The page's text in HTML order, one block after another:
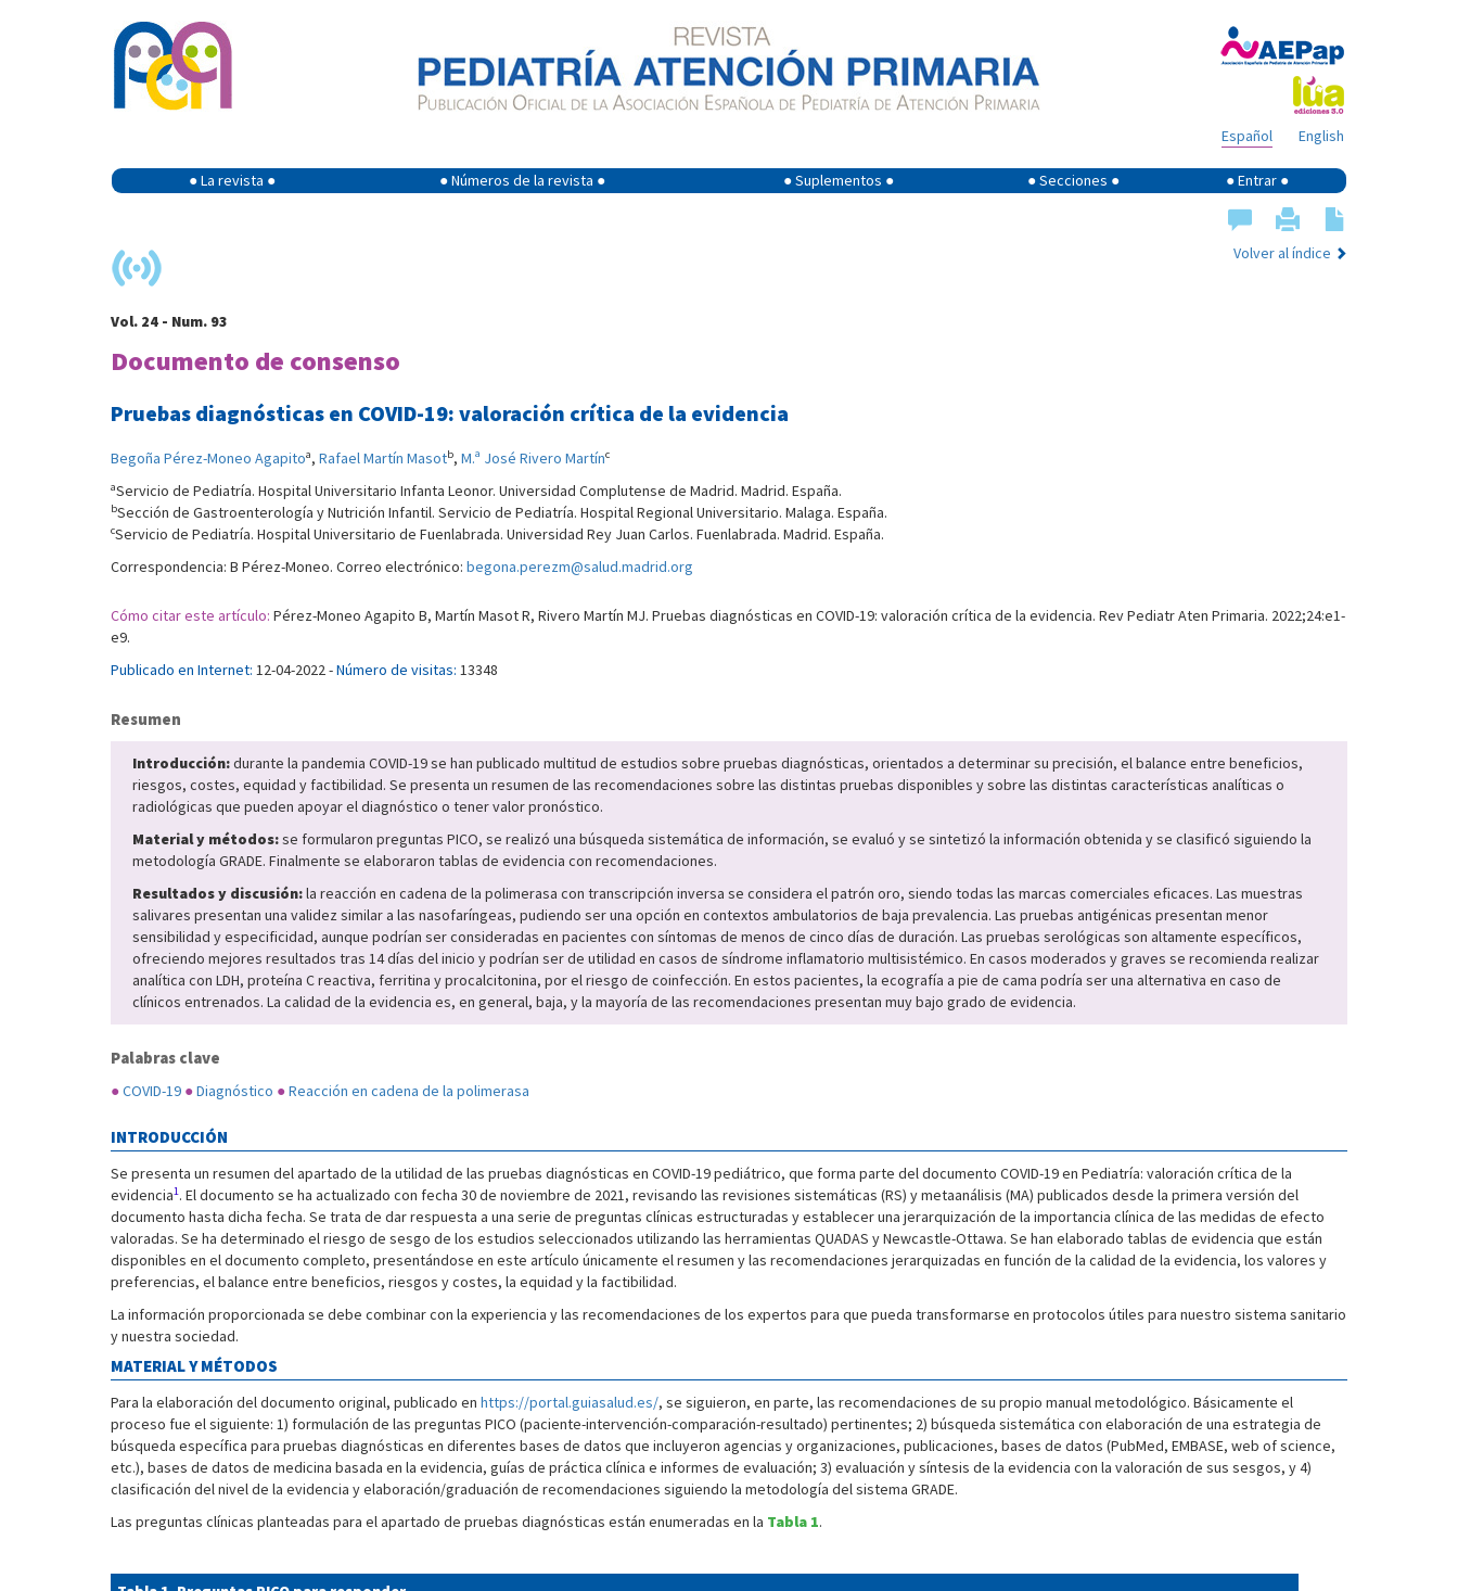
English
Español
● La revista ● ● Números de la revista ● ● Suplementos ● ● Secciones ● ● Entrar ●
Volver al índice
Vol. 24 - Num. 93
Documento de consenso
Pruebas diagnósticas en COVID-19: valoración crítica de la evidencia
Begoña Pérez-Moneo Agapitoa, Rafael Martín Masotb, M.ª José Rivero Martínc
aServicio de Pediatría. Hospital Universitario Infanta Leonor. Universidad Complutense de Madrid. Madrid. España.
bSección de Gastroenterología y Nutrición Infantil. Servicio de Pediatría. Hospital Regional Universitario. Malaga. España.
cServicio de Pediatría. Hospital Universitario de Fuenlabrada. Universidad Rey Juan Carlos. Fuenlabrada. Madrid. España.
Correspondencia: B Pérez-Moneo. Correo electrónico: begona.perezm@salud.madrid.org
Cómo citar este artículo: Pérez-Moneo Agapito B, Martín Masot R, Rivero Martín MJ. Pruebas diagnósticas en COVID-19: valoración crítica de la evidencia. Rev Pediatr Aten Primaria. 2022;24:e1-
e9.
Publicado en Internet: 12-04-2022 -Número de visitas: 13348
Resumen
Introducción:durante la pandemia COVID-19 se han publicado multitud de estudios sobre pruebas diagnósticas, orientados a determinar su precisión, el balance entre beneficios,
riesgos, costes, equidad y factibilidad. Se presenta un resumen de las recomendaciones sobre las distintas pruebas disponibles y sobre las distintas características analíticas o
radiológicas que pueden apoyar el diagnóstico o tener valor pronóstico.
Material y métodos:se formularon preguntas PICO, se realizó una búsqueda sistemática de información, se evaluó y se sintetizó la información obtenida y se clasificó siguiendo la
metodología GRADE. Finalmente se elaboraron tablas de evidencia con recomendaciones.
Resultados y discusión:la reacción en cadena de la polimerasa con transcripción inversa se considera el patrón oro, siendo todas las marcas comerciales eficaces. Las muestras
salivares presentan una validez similar a las nasofaríngeas, pudiendo ser una opción en contextos ambulatorios de baja prevalencia. Las pruebas antigénicas presentan menor
sensibilidad y especificidad, aunque podrían ser consideradas en pacientes con síntomas de menos de cinco días de duración. Las pruebas serológicas son altamente específicos,
ofreciendo mejores resultados tras 14 días del inicio y podrían ser de utilidad en casos de síndrome inflamatorio multisistémico. En casos moderados y graves se recomienda realizar
analítica con LDH, proteína C reactiva, ferritina y procalcitonina, por el riesgo de coinfección. En estos pacientes, la ecografía a pie de cama podría ser una alternativa en caso de
clínicos entrenados. La calidad de la evidencia es, en general, baja, y la mayoría de las recomendaciones presentan muy bajo grado de evidencia.
Palabras clave
●COVID-19 ●Diagnóstico ●Reacción en cadena de la polimerasa
INTRODUCCIÓN
Se presenta un resumen del apartado de la utilidad de las pruebas diagnósticas en COVID-19 pediátrico, que forma parte del documento COVID-19 en Pediatría: valoración crítica de la
evidencia1. El documento se ha actualizado con fecha 30 de noviembre de 2021, revisando las revisiones sistemáticas (RS) y metaanálisis (MA) publicados desde la primera versión del
documento hasta dicha fecha. Se trata de dar respuesta a una serie de preguntas clínicas estructuradas y establecer una jerarquización de la importancia clínica de las medidas de efecto
valoradas. Se ha determinado el riesgo de sesgo de los estudios seleccionados utilizando las herramientas QUADAS y Newcastle-Ottawa. Se han elaborado tablas de evidencia que están
disponibles en el documento completo, presentándose en este artículo únicamente el resumen y las recomendaciones jerarquizadas en función de la calidad de la evidencia, los valores y
preferencias, el balance entre beneficios, riesgos y costes, la equidad y la factibilidad.
La información proporcionada se debe combinar con la experiencia y las recomendaciones de los expertos para que pueda transformarse en protocolos útiles para nuestro sistema sanitario
y nuestra sociedad.
MATERIAL Y MÉTODOS
Para la elaboración del documento original, publicado en https://portal.guiasalud.es/, se siguieron, en parte, las recomendaciones de su propio manual metodológico. Básicamente el
proceso fue el siguiente: 1) formulación de las preguntas PICO (paciente-intervención-comparación-resultado) pertinentes; 2) búsqueda sistemática con elaboración de una estrategia de
búsqueda específica para pruebas diagnósticas en diferentes bases de datos que incluyeron agencias y organizaciones, publicaciones, bases de datos (PubMed, EMBASE, web of science,
etc.), bases de datos de medicina basada en la evidencia, guías de práctica clínica e informes de evaluación; 3) evaluación y síntesis de la evidencia con la valoración de sus sesgos, y 4)
clasificación del nivel de la evidencia y elaboración/graduación de recomendaciones siguiendo la metodología del sistema GRADE.
Las preguntas clínicas planteadas para el apartado de pruebas diagnósticas están enumeradas en la Tabla 1.